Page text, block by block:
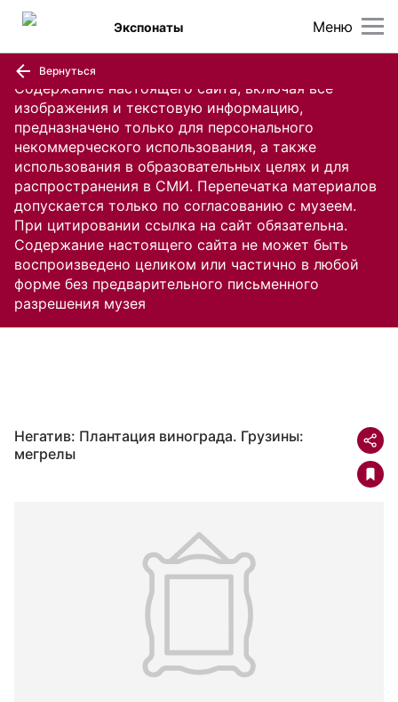
Содержание настоящего сайта, включая все
изображения и текстовую информацию,
предназначено только для персонального
некоммерческого использования, а также
использования в образовательных целях и для
распространения в СМИ. Перепечатка материалов
допускается только по согласованию с музеем.
При цитировании ссылка на сайт обязательна.
Содержание настоящего сайта не может быть
воспроизведено целиком или частично в любой
форме без предварительного письменного
разрешения музея
Меню
Экспонаты
Вернуться
Негатив: Плантация винограда. Грузины:
мегрелы